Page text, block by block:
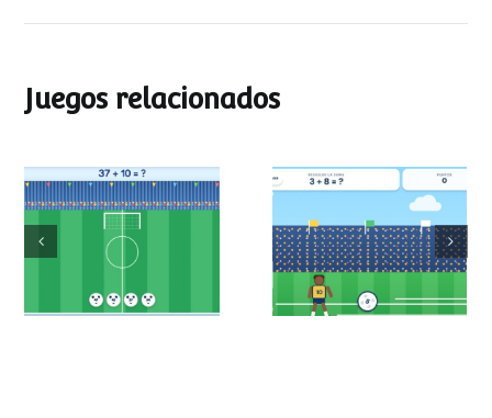
Juegos relacionados
Mundial de
operaciones
Partido de sumas